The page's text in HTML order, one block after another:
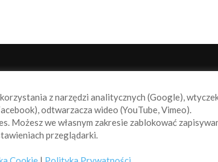
aktualnych
i
z narzędzi analitycznych (Google),
odtwarzacza wideo (YouTube, Vimeo).
Możesz we własnym zakresie zablokować
przeglądarki.